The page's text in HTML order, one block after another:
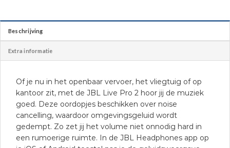
Beschrijving
Extra informatie
Of je nu in het openbaar vervoer, het vliegtuig of op
kantoor zit, met de JBL Live Pro 2 hoor jij de muziek
goed. Deze oordopjes beschikken over noise
cancelling, waardoor omgevingsgeluid wordt
gedempt. Zo zet jij het volume niet onnodig hard in
een rumoerige ruimte. In de JBL Headphones app op